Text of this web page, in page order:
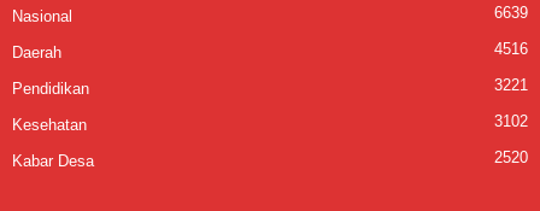
Nasional 6639
Daerah 4516
Pendidikan 3221
Kesehatan 3102
Kabar Desa 2520